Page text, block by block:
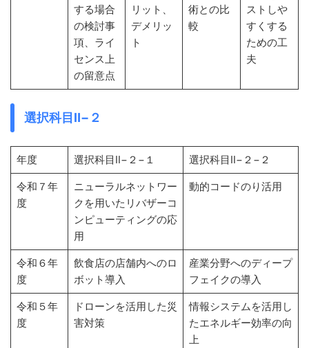
する場合
の検討事
項、ライ
センス上
の留意点
リット、
デメリッ
ト
術との比
較
ストしや
すくする
ための工
夫
選択科目Ⅱ−２
年度 選択科目Ⅱ−２−１ 選択科目Ⅱ−２−２
令和７年
度
ニューラルネットワー
クを用いたリバザーコ
ンピューティングの応
用
動的コードのり活用
令和６年
度
飲食店の店舗内へのロ
ボット導入
産業分野へのディープ
フェイクの導入
令和５年
度
ドローンを活用した災
害対策
情報システムを活用し
たエネルギー効率の向
上